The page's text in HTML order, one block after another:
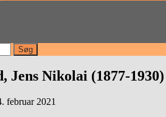
Jens Nikolai (1877-1930)
februar 2021